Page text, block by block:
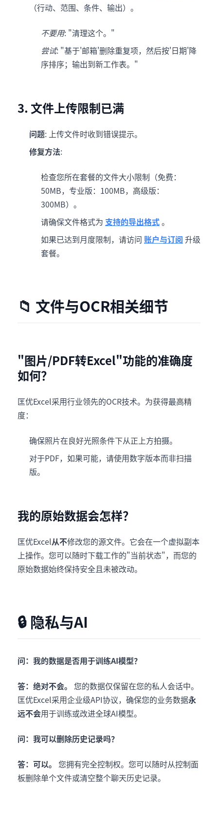
（行动、范围、条件、输出）。
不要用: "清理这个。"
尝试: "基于'邮箱'删除重复项，然后按'日期'降
序排序；输出到新工作表。"
3. 文件上传限制已满
问题: 上传文件时收到错误提示。
修复方法:
检查您所在套餐的文件大小限制（免费：
50MB，专业版：100MB，高级版：
300MB）。
请确保文件格式为 支持的导出格式。
如果已达到月度限制，请访问 账户与订阅 升级
套餐。
📁 文件与OCR相关细节
"图片/PDF转Excel"功能的准确度
如何？
匡优Excel采用行业领先的OCR技术。为获得最高精
度：
确保照片在良好光照条件下从正上方拍摄。
对于PDF，如果可能，请使用数字版本而非扫描
版。
我的原始数据会怎样？
匡优Excel从不修改您的源文件。它会在一个虚拟副本
上操作。您可以随时下载工作的"当前状态"，而您的
原始数据始终保持安全且未被改动。
🔒 隐私与AI
问：我的数据是否用于训练AI模型？
答：绝对不会。 您的数据仅保留在您的私人会话中。
匡优Excel采用企业级API协议，确保您的业务数据永
远不会用于训练或改进全球AI模型。
问：我可以删除历史记录吗？
答：可以。 您拥有完全控制权。您可以随时从控制面
板删除单个文件或清空整个聊天历史记录。